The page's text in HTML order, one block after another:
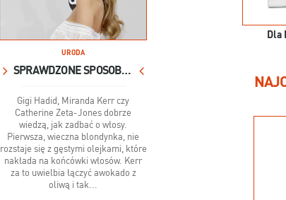
URODA
SPRAWDZONE SPOSOBY GWIAZD NA PIĘKNE WŁOSY
Gigi Hadid, Miranda Kerr czy
Catherine Zeta-Jones dobrze
wiedzą, jak zadbać o włosy.
Pierwsza, wieczna blondynka, nie
rozstaje się z gęstymi olejkami, które
nakłada na końcówki włosów. Kerr
za to uwielbia łączyć awokado z
oliwą i tak...
Dla